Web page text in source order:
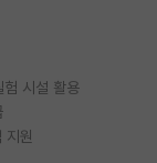
험 시설 활용
지원